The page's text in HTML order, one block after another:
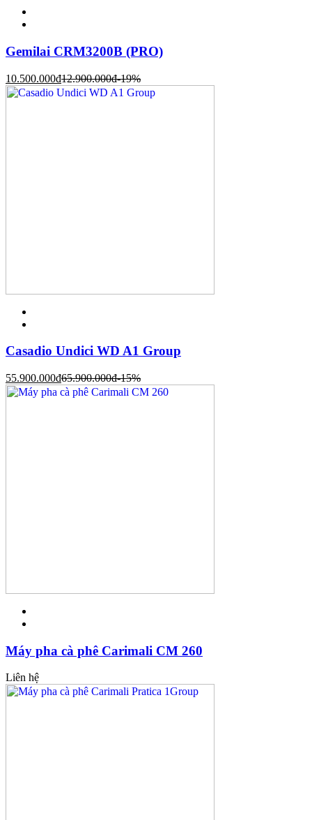
Gemilai CRM3200B (PRO)
10.500.000đ12.900.000đ-19%
Casadio Undici WD A1 Group
55.900.000đ65.900.000đ-15%
Máy pha cà phê Carimali CM 260
Liên hệ